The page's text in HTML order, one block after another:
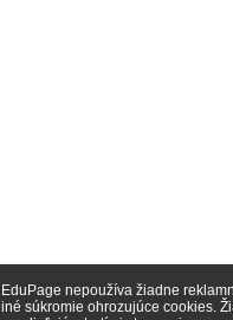
EduPage nepoužíva žiadne
iné súkromie ohrozujúce cookies.